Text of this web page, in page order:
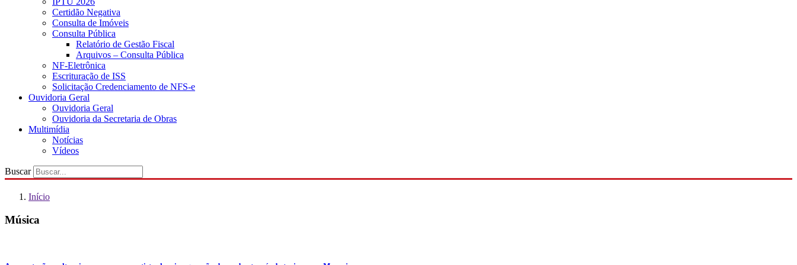
Certidão Negativa
Consulta de Imóveis
Consulta Pública
Relatório de Gestão Fiscal
Arquivos – Consulta Pública
NF-Eletrônica
Escrituração de ISS
Solicitação Credenciamento de NFS-e
Ouvidoria Geral
Ouvidoria Geral
Ouvidoria da Secretaria de Obras
Multimídia
Notícias
Vídeos
Buscar
Início
Música